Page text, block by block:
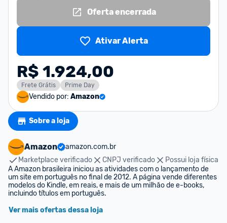
Oferta encerrada
Ativar Alerta
R$ 1.924,00
Frete Grátis Prime Day
Vendido por: Amazon
Sobre a loja
Amazon
amazon.com.br
Marketplace verificado
CNPJ verificado
Possui loja física
A Amazon brasileira iniciou as atividades com o lançamento de
um site em português no final de 2012. A página vende diferentes
modelos do Kindle, em reais, e mais de um milhão de e-books,
incluindo títulos em português.
Ver mais ofertas dessa loja